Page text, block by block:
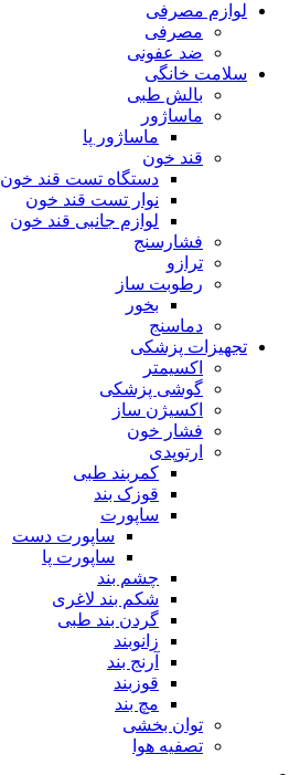
لوازم مصرفی
مصرفی
ضد عفونی
سلامت خانگی
بالش طبی
ماساژور
ماساژور پا
قند خون
دستگاه تست قند خون
نوار تست قند خون
لوازم جانبی قند خون
فشارسنج
ترازو
رطوبت ساز
بخور
دماسنج
تجهیزات پزشکی
اکسیمتر
گوشی پزشکی
اکسیژن ساز
فشار خون
ارتوپدی
کمربند طبی
قوزک بند
ساپورت
ساپورت دست
ساپورت پا
چشم بند
شکم بند لاغری
گردن بند طبی
زانوبند
آرنج بند
قوزبند
مچ بند
توان بخشی
تصفیه هوا